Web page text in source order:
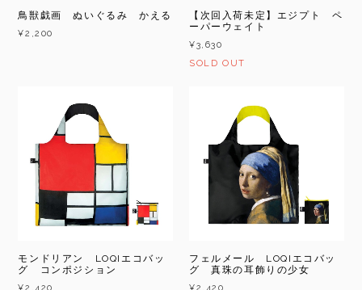
鳥獣戯画 ぬいぐるみ かえる
¥2,200
【次回入荷未定】エジプト ペ
ーパーウェイト
¥3,630
SOLD OUT
モンドリアン LOQIエコバッ
グ コンポジション
フェルメール LOQIエコバッ
グ 真珠の耳飾りの少女